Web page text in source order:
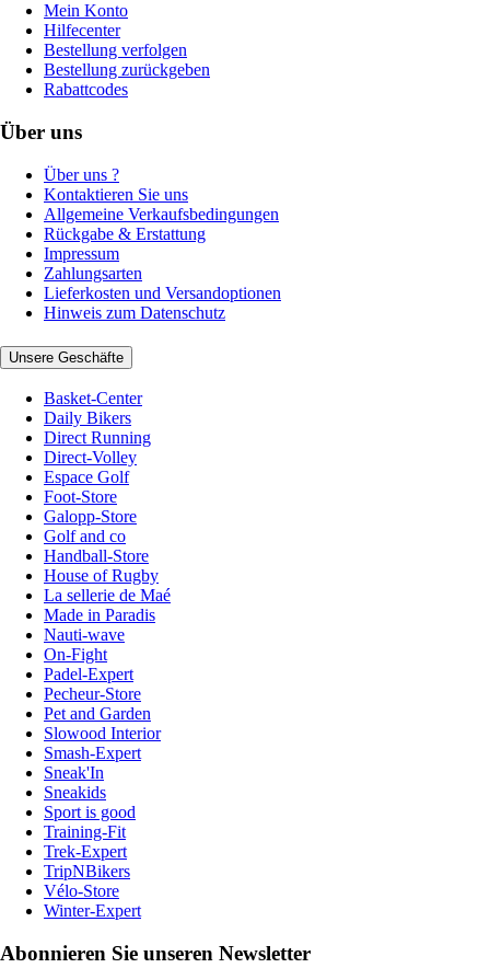
Mein Konto
Hilfecenter
Bestellung verfolgen
Bestellung zurückgeben
Rabattcodes
Über uns
Über uns ?
Kontaktieren Sie uns
Allgemeine Verkaufsbedingungen
Rückgabe & Erstattung
Impressum
Zahlungsarten
Lieferkosten und Versandoptionen
Hinweis zum Datenschutz
Unsere Geschäfte
Basket-Center
Daily Bikers
Direct Running
Direct-Volley
Espace Golf
Foot-Store
Galopp-Store
Golf and co
Handball-Store
House of Rugby
La sellerie de Maé
Made in Paradis
Nauti-wave
On-Fight
Padel-Expert
Pecheur-Store
Pet and Garden
Slowood Interior
Smash-Expert
Sneak'In
Sneakids
Sport is good
Training-Fit
Trek-Expert
TripNBikers
Vélo-Store
Winter-Expert
Abonnieren Sie unseren Newsletter